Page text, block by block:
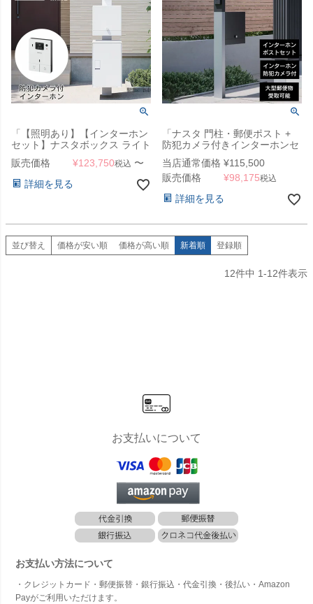
「【照明あり】【インターホン
セット】ナスタボックス ライト
門柱ユニット カラー：ホワイト
（宅配ボックス + 郵便ポスト +
門柱 + インターホン） 」
販売価格 ¥123,750税込 〜
詳細を見る
「ナスタ 門柱・郵便ポスト +
防犯カメラ付きインターホンセ
ット クオール（NASTA
Qual）」
当店通常価格 ¥115,500
販売価格
¥98,175税込
詳細を見る
並び替え 価格が安い順 価格が高い順 新着順 登録順
12件中 1-12件表示
お支払いについて
お支払い方法について
・クレジットカード・郵便振替・銀行振込・代金引換・後払い・Amazon
Payがご利用いただけます。